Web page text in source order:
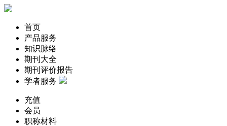
首页
产品服务
知识脉络
期刊大全
期刊评价报告
学者服务
充值
会员
职称材料